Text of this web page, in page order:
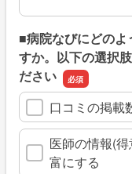
■病院なびにどの
すか。以下の選択
ださい
口コミの掲載
医師の情報(
富にする